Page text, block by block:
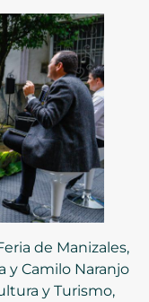
de Manizales,
y Camilo Naranjo
y Turismo,